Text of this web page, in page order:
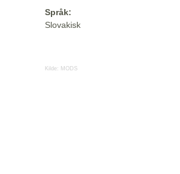
Språk:
Slovakisk
Kilde: MODS